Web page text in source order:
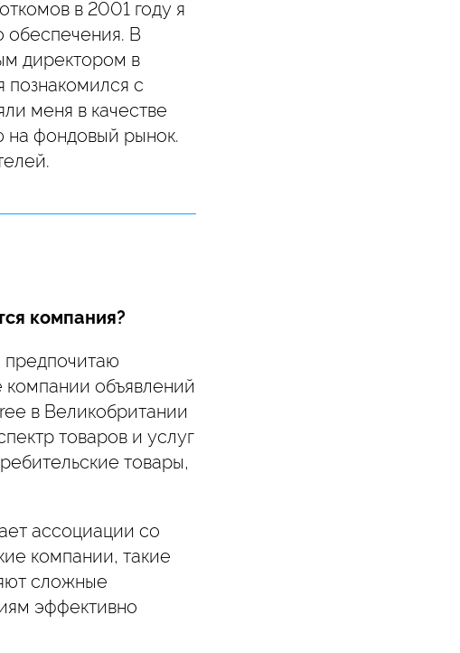
в 2001 году я
обеспечения. В
директором в
познакомился с
меня в качестве
на фондовый рынок.
компания?
предпочитаю
компании объявлений
в Великобритании
товаров и услуг
товары,
ассоциации со
компании, такие
сложные
эффективно